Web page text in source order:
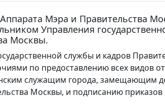
Мэра и Правительства
Управления
Москвы.
службы и кадров
по предоставлению всех видов
служащим города, замещающим
Москвы, и подписанию приказов